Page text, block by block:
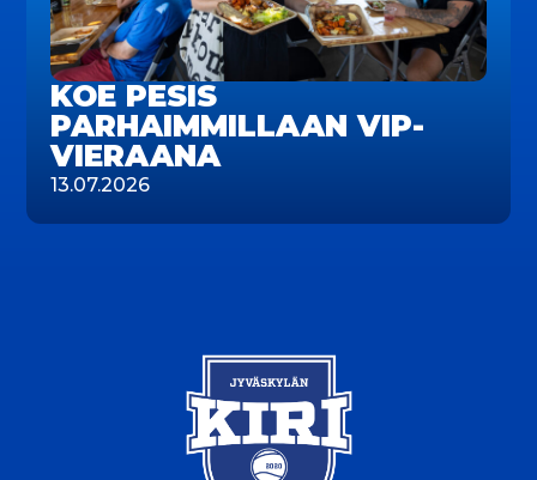
KOE PESIS
PARHAIMMILLAAN VIP-
VIERAANA
13.07.2026